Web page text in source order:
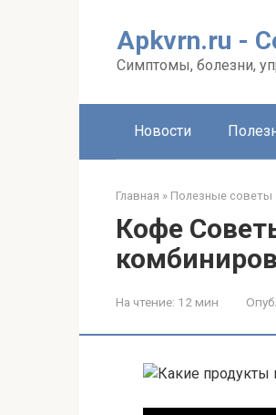
Apkvrn.ru -
Симптомы, болезни,
Новости
Главная » Полезные советы
Кофе
На чтение: 12 мин